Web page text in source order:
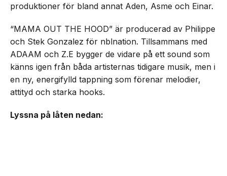
produktioner för bland annat Aden, Asme och Einar.
“MAMA OUT THE HOOD” är producerad av Philippe
och Stek Gonzalez för nblnation. Tillsammans med
ADAAM och Z.E bygger de vidare på ett sound som
känns igen från båda artisternas tidigare musik, men i
en ny, energifylld tappning som förenar melodier,
attityd och starka hooks.
Lyssna på låten nedan: